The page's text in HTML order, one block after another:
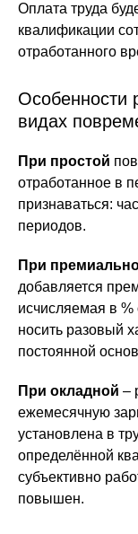
Оплата труда
квалификации
отработанного
Особенности
видах
При простой
отработанное в
признаваться:
периодов.
При
добавляется
исчисляемая в
носить разовый
постоянной
При окладной –
ежемесячную
установлена в
определённой
субъективно
повышен.